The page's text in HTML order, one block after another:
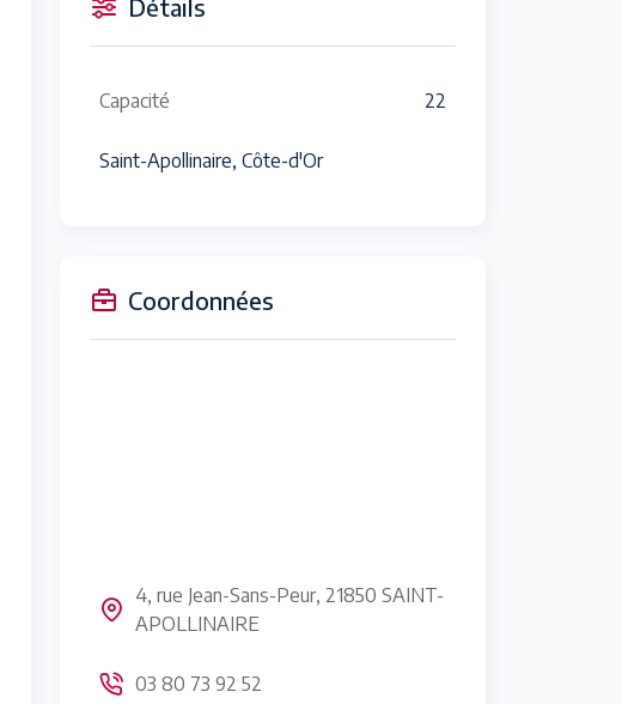
Détails
Capacité 22
Saint-Apollinaire, Côte-d'Or
Coordonnées
4, rue Jean-Sans-Peur, 21850 SAINT-
APOLLINAIRE
03 80 73 92 52